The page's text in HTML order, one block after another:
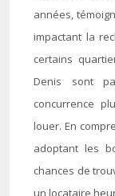
années,
impactant la
certains
Denis sont
concurrence
louer. En
adoptant les
chances de
un locataire